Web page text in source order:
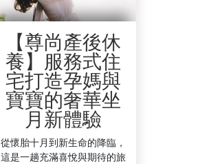
【尊尚產後休
養】服務式住
宅打造孕媽與
寶寶的奢華坐
月新體驗
從懷胎十月到新生命的降臨，
這是一趟充滿喜悅與期待的旅